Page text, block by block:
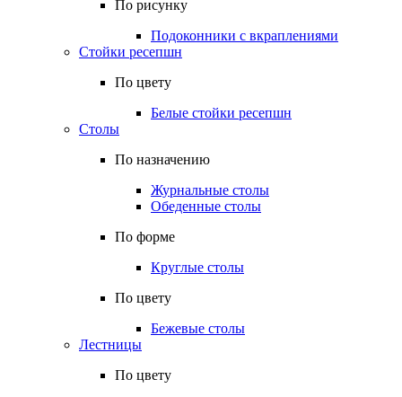
По рисунку
Подоконники с вкраплениями
Стойки ресепшн
По цвету
Белые стойки ресепшн
Столы
По назначению
Журнальные столы
Обеденные столы
По форме
Круглые столы
По цвету
Бежевые столы
Лестницы
По цвету